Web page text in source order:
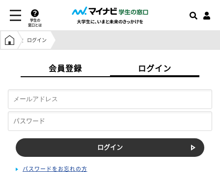
学生の
窓口とは
学生の窓口トップ
ログイン
会員登録 ログイン
パスワードをお忘れの方